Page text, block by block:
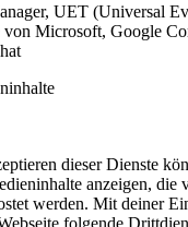
UET (Universal
von Microsoft, Google
dieser Dienste
anzeigen, die
werden. Mit deiner
folgende